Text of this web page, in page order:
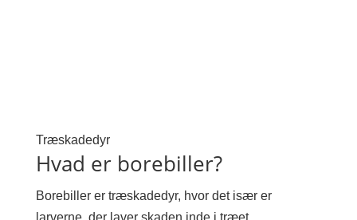
Træskadedyr
Hvad er borebiller?
Borebiller er træskadedyr, hvor det især er
larverne, der laver skaden inde i træet.